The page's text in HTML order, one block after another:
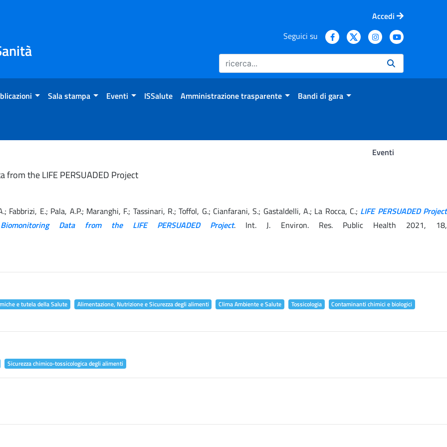
Accedi
Seguici su
Sala stampa Eventi ISSalute Amministrazione trasparente Bandi di gara
Eventi
the LIFE PERSUADED Project
E.; Pala, A.P.; Maranghi, F.; Tassinari, R.; Toffol, G.; Cianfarani, S.; Gastaldelli, A.; La Rocca, C.; LIFE PERSUADED Project
Data from the LIFE PERSUADED Project. Int. J. Environ. Res. Public Health 2021, 18,
e tutela della Salute Alimentazione, Nutrizione e Sicurezza degli alimenti Clima Ambiente e Salute Tossicologia Contaminanti chimici e biologici
Sicurezza chimico-tossicologica degli alimenti